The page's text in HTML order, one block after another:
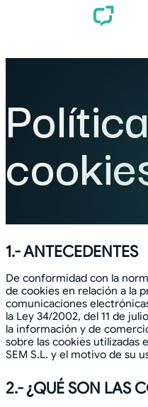
1.- ANTECEDENTES
De conformidad con la
de cookies en relación a la
comunicaciones
la Ley 34/2002, del 11 de
la información y de
sobre las cookies utilizadas
SEM S.L. y el motivo de su
2.- ¿QUÉ SON LAS